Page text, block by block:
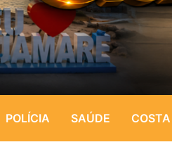
POLÍCIA SAÚDE